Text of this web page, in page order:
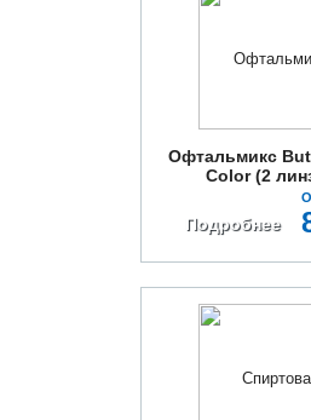
Офтальмикс
Color (2
Подробнее